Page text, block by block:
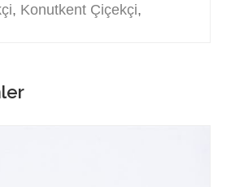
, Konutkent Çiçekçi,